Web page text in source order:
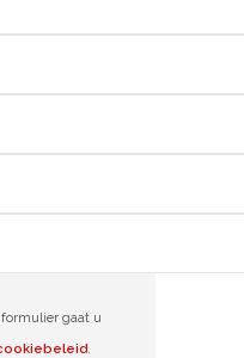
gaat u
.